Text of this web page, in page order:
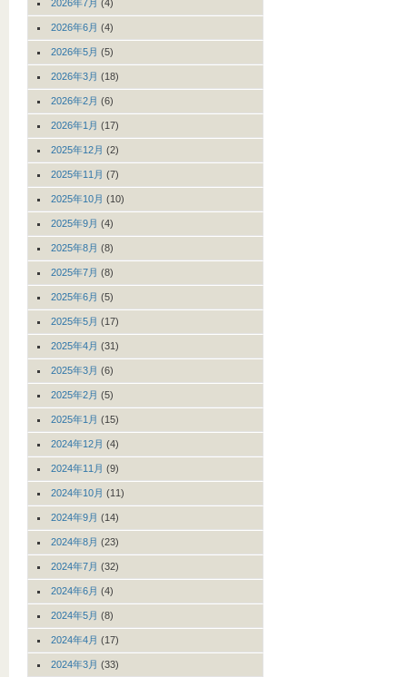
2026年7月 (4)
2026年6月 (4)
2026年5月 (5)
2026年3月 (18)
2026年2月 (6)
2026年1月 (17)
2025年12月 (2)
2025年11月 (7)
2025年10月 (10)
2025年9月 (4)
2025年8月 (8)
2025年7月 (8)
2025年6月 (5)
2025年5月 (17)
2025年4月 (31)
2025年3月 (6)
2025年2月 (5)
2025年1月 (15)
2024年12月 (4)
2024年11月 (9)
2024年10月 (11)
2024年9月 (14)
2024年8月 (23)
2024年7月 (32)
2024年6月 (4)
2024年5月 (8)
2024年4月 (17)
2024年3月 (33)